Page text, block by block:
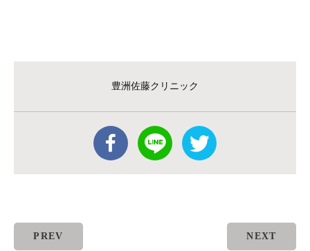
豊洲佐藤クリニック
PREV NEXT